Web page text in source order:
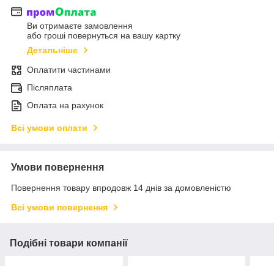
Ви отримаєте замовлення
або гроші повернуться на вашу картку
Детальніше
Оплатити частинами
Післяплата
Оплата на рахунок
Всі умови оплати
Умови повернення
Повернення товару впродовж 14 днів за домовленістю
Всі умови повернення
Подібні товари компанії